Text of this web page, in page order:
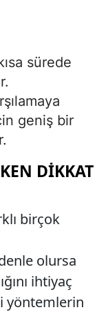
sürede
geniş bir
DIKKAT
birçok
olursa
ihtiyaç
yöntemlerin